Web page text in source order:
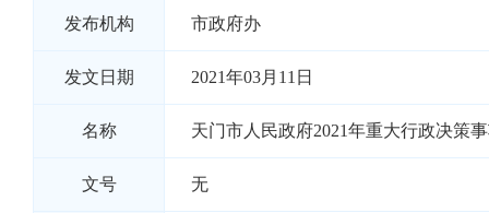
发布机构 市政府办
发文日期 2021年03月11日
名称 天门市人民政府2021年重大行政决策
文号 无